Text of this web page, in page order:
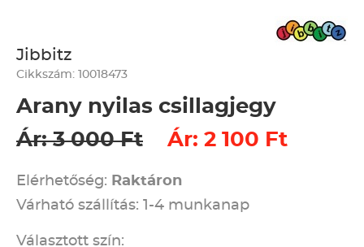
Jibbitz
Cikkszám: 10018473
Arany nyilas csillagjegy
Ár: 3 000 Ft
Ár: 2 100 Ft
Elérhetőség: Raktáron
Várható szállítás: 1-4 munkanap
Választott szín: